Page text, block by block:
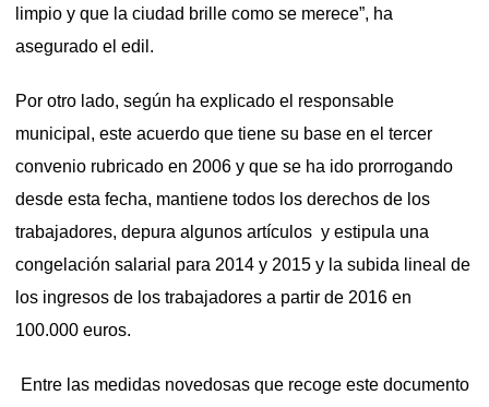
limpio y que la ciudad brille como se merece”, ha
asegurado el edil.
Por otro lado, según ha explicado el responsable
municipal, este acuerdo que tiene su base en el tercer
convenio rubricado en 2006 y que se ha ido prorrogando
desde esta fecha, mantiene todos los derechos de los
trabajadores, depura algunos artículos y estipula una
congelación salarial para 2014 y 2015 y la subida lineal de
los ingresos de los trabajadores a partir de 2016 en
100.000 euros.
Entre las medidas novedosas que recoge este documento